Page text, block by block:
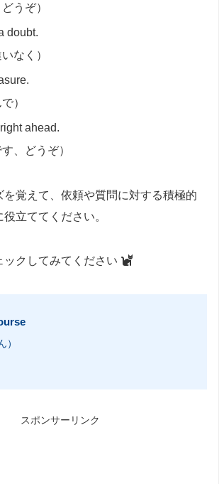
うぞ）
doubt.
なく）
）
ahead.
、どうぞ）
を覚えて、依頼や質問に対する積極的
立ててください。
クしてみてください
）
スポンサーリンク